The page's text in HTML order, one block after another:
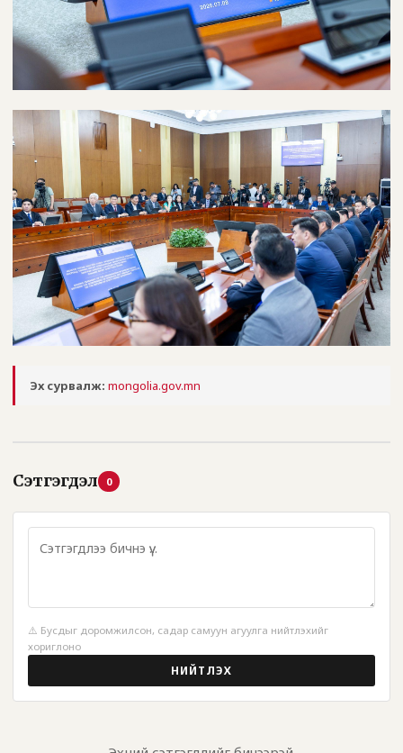
Эх сурвалж: mongolia.gov.mn
Сэтгэгдэл 0
⚠️ Бусдыг доромжилсон, садар самуун агуулга нийтлэхийг
хориглоно
НИЙТЛЭХ